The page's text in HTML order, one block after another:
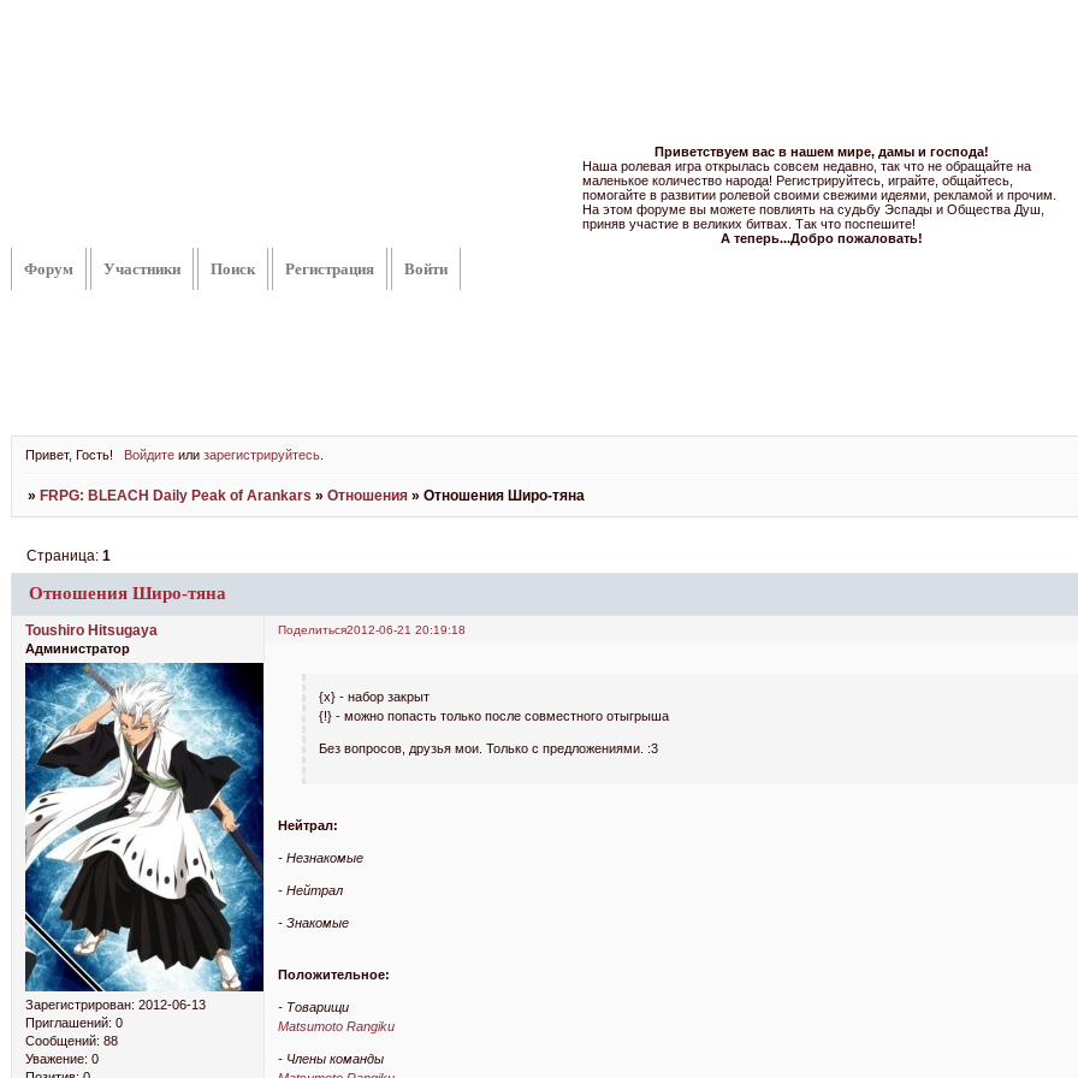
Приветствуем вас в нашем мире, дамы и господа!
Наша ролевая игра открылась совсем недавно, так что не обращайте на
маленькое количество народа! Регистрируйтесь, играйте, общайтесь,
помогайте в развитии ролевой своими свежими идеями, рекламой и прочим.
На этом форуме вы можете повлиять на судьбу Эспады и Общества Душ,
приняв участие в великих битвах. Так что поспешите!
А теперь...Добро пожаловать!
Форум Участники Поиск Регистрация Войти
Привет, Гость! Войдитеили зарегистрируйтесь.
» FRPG: BLEACH Daily Peak of Arankars » Отношения » Отношения Широ-тяна
Отношения Широ-тяна
Страница: 1
Поделиться2012-06-21 20:19:18
Toushiro Hitsugaya
Администратор
Зарегистрирован: 2012-06-13
Приглашений: 0
Сообщений: 88
Уважение: 0
{x} - набор закрыт
{!} - можно попасть только после совместного отыгрыша
Без вопросов, друзья мои. Только с предложениями. :3
Нейтрал:
- Незнакомые
- Нейтрал
- Знакомые
Положительное:
- Товарищи
Matsumoto Rangiku
- Члены команды